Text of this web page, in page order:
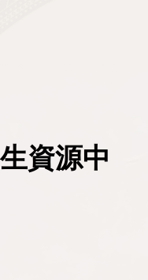
學實例
資源中